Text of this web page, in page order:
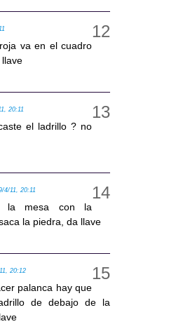
va en el cuadro
20:11
el ladrillo ? no
4/11, 20:11
la mesa con la
la piedra, da llave
20:12
palanca hay que
de debajo de la